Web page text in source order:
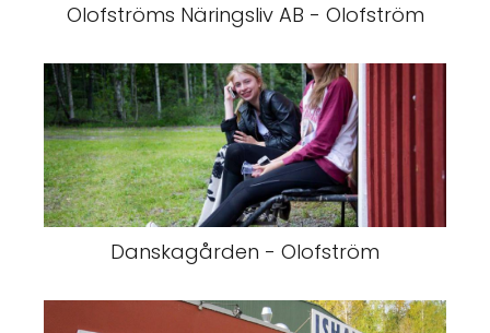
Olofströms Näringsliv AB - Olofström
Danskagården - Olofström